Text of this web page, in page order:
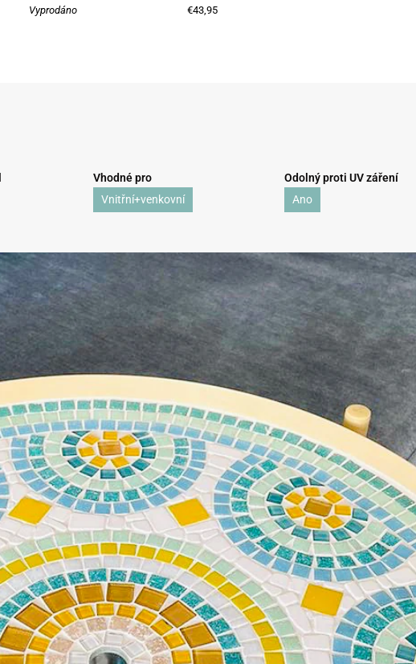
Vyprodáno
€43,95
Vhodné pro
Vnitřní+venkovní
Odolný proti UV záření
Ano
DÁVÁME SI PAUZU!
Od24. července od 12:00 do 9. srpnasi budeme
užívat zasloužené dovolené.
Náš internetový obchod zůstává otevřený jako
obvykle, takže si můžete i v tomto období bezpečně
objednat.
Od8. srpnase s velkým potěšením vracíme do práce.
Všechny objednávky budou poté zpracovány a
odeslányv pořadí, v jakém byly přijaty.
Od tohoto okamžiku budeme také co nejrychleji
odpovídat na e-maily.